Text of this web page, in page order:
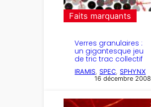
Faits marquants
Verres granulaires :
un gigantesque jeu
de tric trac collectif
IRAMIS SPEC SPHYNX
16 décembre 2008